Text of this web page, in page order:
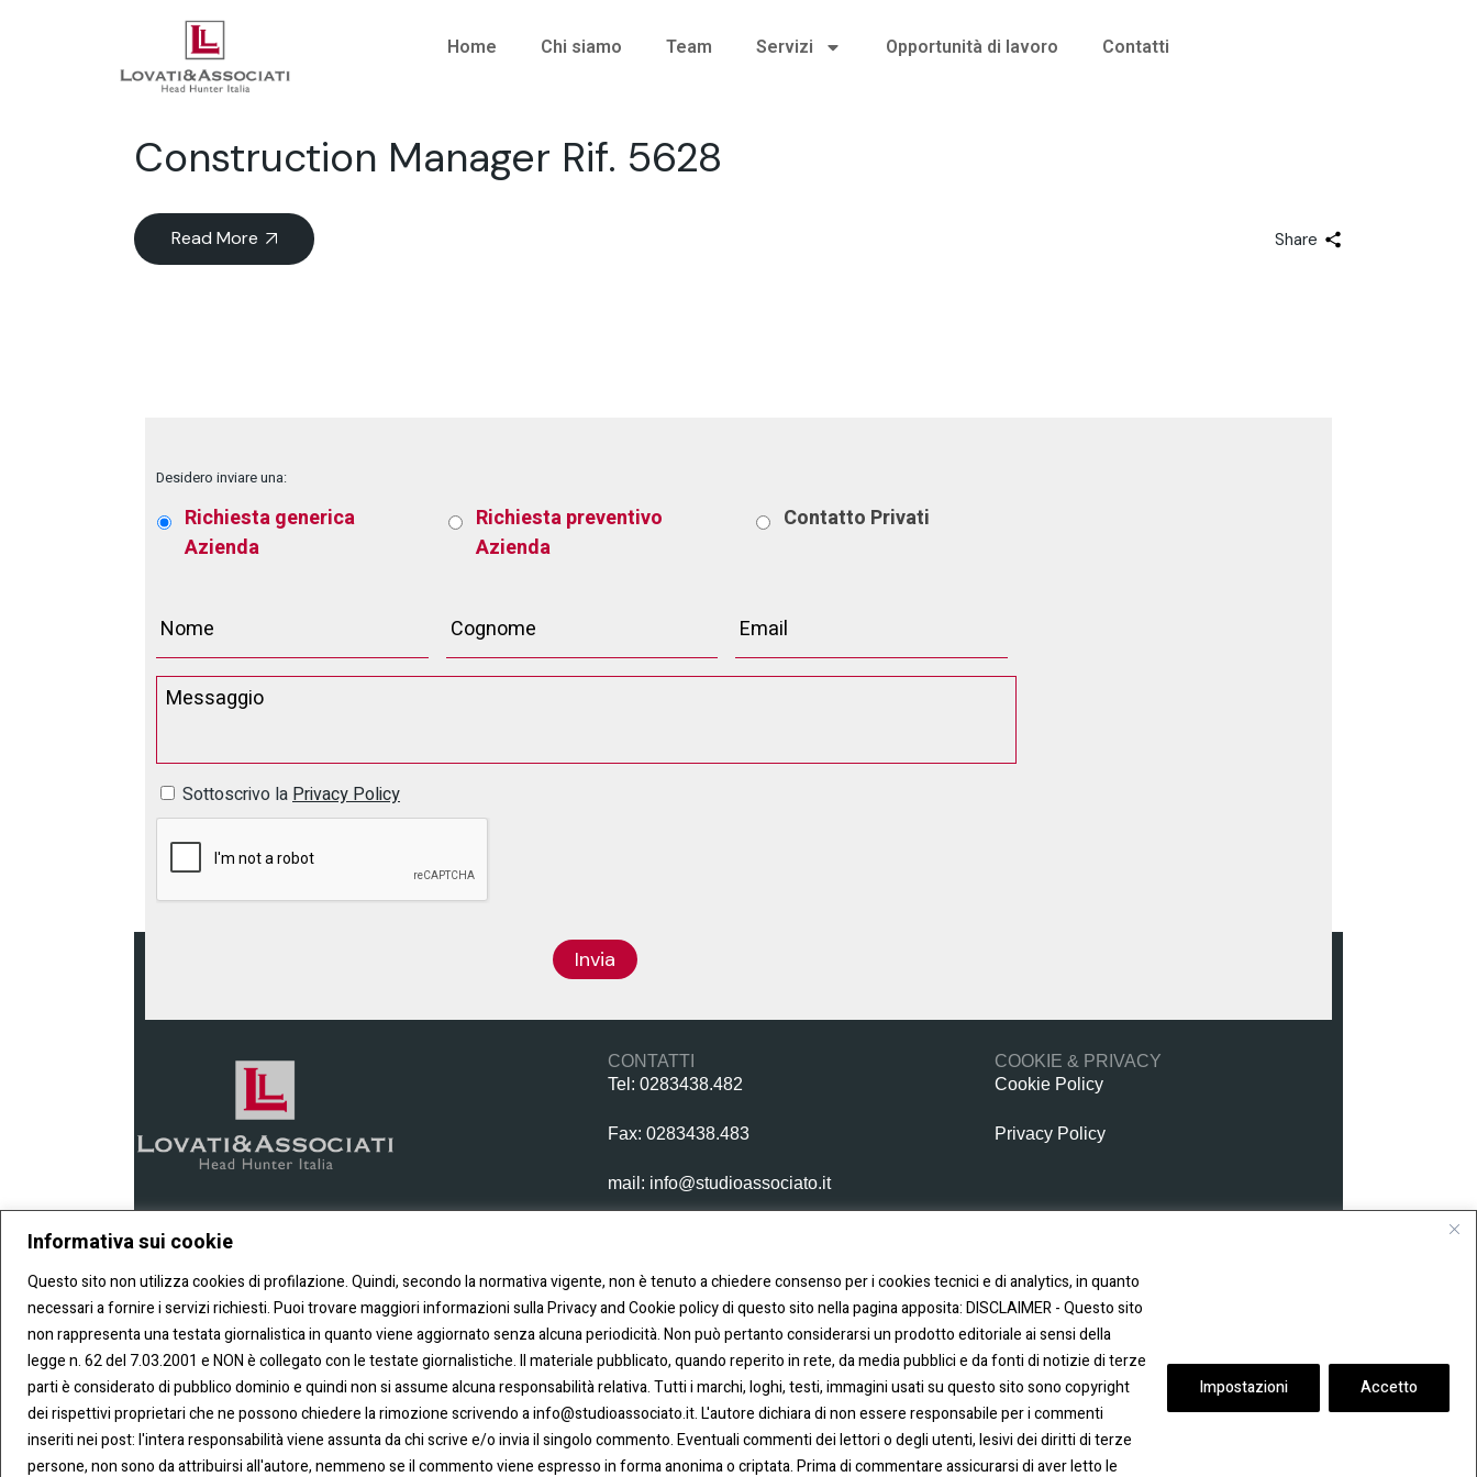
Informativa sui cookie
Questo sito non utilizza cookies di profilazione. Quindi, secondo la normativa vigente, non è tenuto a chiedere consenso per i cookies tecnici e di analytics, in quanto
necessari a fornire i servizi richiesti. Puoi trovare maggiori informazioni sulla Privacy and Cookie policy di questo sito nella pagina apposita: DISCLAIMER - Questo sito
non rappresenta una testata giornalistica in quanto viene aggiornato senza alcuna periodicità. Non può pertanto considerarsi un prodotto editoriale ai sensi della
legge n. 62 del 7.03.2001 e NON è collegato con le testate giornalistiche. Il materiale pubblicato, quando reperito in rete, da media pubblici e da fonti di notizie di terze
parti è considerato di pubblico dominio e quindi non si assume alcuna responsabilità relativa. Tutti i marchi, loghi, testi, immagini usati su questo sito sono copyright
dei rispettivi proprietari che ne possono chiedere la rimozione scrivendo a info@studioassociato.it. L'autore dichiara di non essere responsabile per i commenti
inseriti nei post: l'intera responsabilità viene assunta da chi scrive e/o invia il singolo commento. Eventuali commenti dei lettori o degli utenti, lesivi dei diritti di terze
persone, non sono da attribuirsi all'autore, nemmeno se il commento viene espresso in forma anonima o criptata. Prima di commentare assicurarsi di aver letto le
Impostazioni Accetto
Home Chi siamo Team Servizi Opportunità di lavoro Contatti
Construction Manager Rif. 5628
Read More Share
Desidero inviare una:
Richiesta generica
Azienda
Richiesta preventivo
Azienda
Contatto Privati
Sottoscrivo laPrivacy Policy
Invia
CONTATTI
Tel: 0283438.482
Fax: 0283438.483
mail: info@studioassociato.it
COOKIE & PRIVACY
Cookie Policy
Privacy Policy